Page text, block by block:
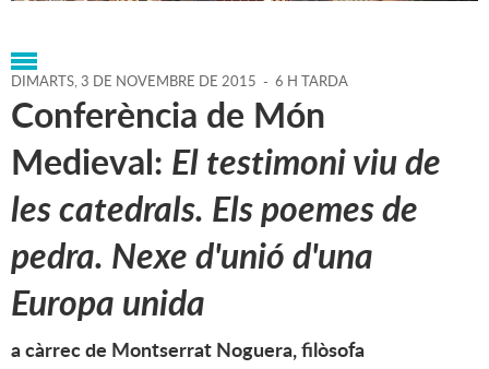
DIMARTS,3 DE NOVEMBRE DE 2015 - 6 H TARDA
Conferència de Món
Medieval: El testimoni viu de
les catedrals. Els poemes de
pedra. Nexe d'unió d'una
Europa unida
a càrrec de Montserrat Noguera, filòsofa